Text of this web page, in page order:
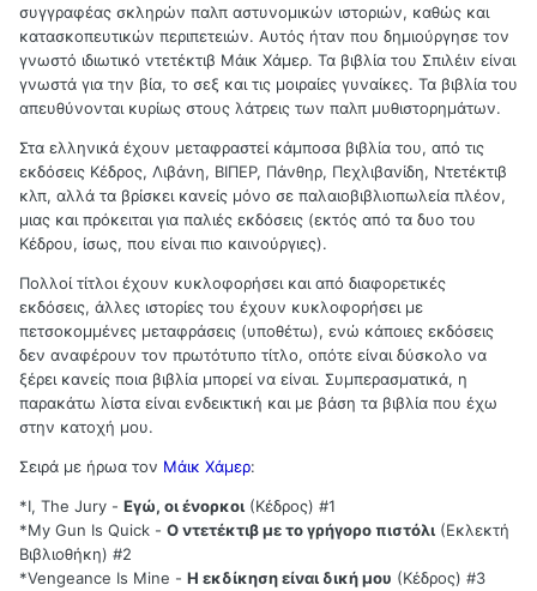
συγγραφέας σκληρών παλπ αστυνομικών ιστοριών, καθώς και
κατασκοπευτικών περιπετειών. Αυτός ήταν που δημιούργησε τον
γνωστό ιδιωτικό ντετέκτιβ Μάικ Χάμερ. Τα βιβλία του Σπιλέιν είναι
γνωστά για την βία, το σεξ και τις μοιραίες γυναίκες. Τα βιβλία του
απευθύνονται κυρίως στους λάτρεις των παλπ μυθιστορημάτων.
Στα ελληνικά έχουν μεταφραστεί κάμποσα βιβλία του, από τις
εκδόσεις Κέδρος, Λιβάνη, ΒΙΠΕΡ, Πάνθηρ, Πεχλιβανίδη, Ντετέκτιβ
κλπ, αλλά τα βρίσκει κανείς μόνο σε παλαιοβιβλιοπωλεία πλέον,
μιας και πρόκειται για παλιές εκδόσεις (εκτός από τα δυο του
Κέδρου, ίσως, που είναι πιο καινούργιες).
Πολλοί τίτλοι έχουν κυκλοφορήσει και από διαφορετικές
εκδόσεις, άλλες ιστορίες του έχουν κυκλοφορήσει με
πετσοκομμένες μεταφράσεις (υποθέτω), ενώ κάποιες εκδόσεις
δεν αναφέρουν τον πρωτότυπο τίτλο, οπότε είναι δύσκολο να
ξέρει κανείς ποια βιβλία μπορεί να είναι. Συμπερασματικά, η
παρακάτω λίστα είναι ενδεικτική και με βάση τα βιβλία που έχω
στην κατοχή μου.
Σειρά με ήρωα τον Μάικ Χάμερ:
*I, The Jury - Εγώ, οι ένορκοι (Κέδρος) #1
*My Gun Is Quick - Ο ντετέκτιβ με το γρήγορο πιστόλι (Εκλεκτή
Βιβλιοθήκη) #2
*Vengeance Is Mine - Η εκδίκηση είναι δική μου (Κέδρος) #3